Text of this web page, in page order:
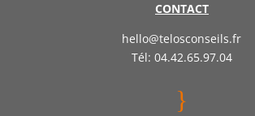
CONTACT
hello@telosconseils.fr
Tél: 04.42.65.97.04
}